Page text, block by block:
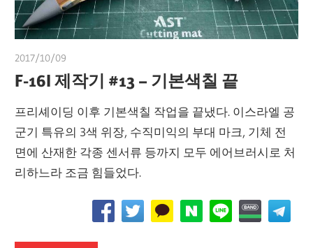
2017/10/09
F-16I 제작기 #13 – 기본색칠 끝
프리셰이딩 이후 기본색칠 작업을 끝냈다. 이스라엘 공
군기 특유의 3색 위장, 수직미익의 부대 마크, 기체 전
면에 산재한 각종 센서류 등까지 모두 에어브러시로 처
리하느라 조금 힘들었다.